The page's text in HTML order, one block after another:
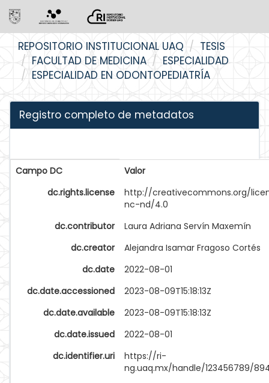
navigation
REPOSITORIO INSTITUCIONAL UAQ
TESIS
FACULTAD DE MEDICINA
ESPECIALIDAD
ESPECIALIDAD EN ODONTOPEDIATRÍA
Registro completo de metadatos
Campo DC
Valor
dc.rights.license
http://creativecommons.org/
nc-nd/4.0
dc.contributor
Laura Adriana Servín Maxemín
dc.creator
Alejandra Isamar Fragoso Cortés
dc.date
2022-08-01
dc.date.accessioned
2023-08-09T15:18:13Z
dc.date.available
2023-08-09T15:18:13Z
dc.date.issued
2022-08-01
dc.identifier.uri
https://ri-
ng.uaq.mx/handle/123456789/